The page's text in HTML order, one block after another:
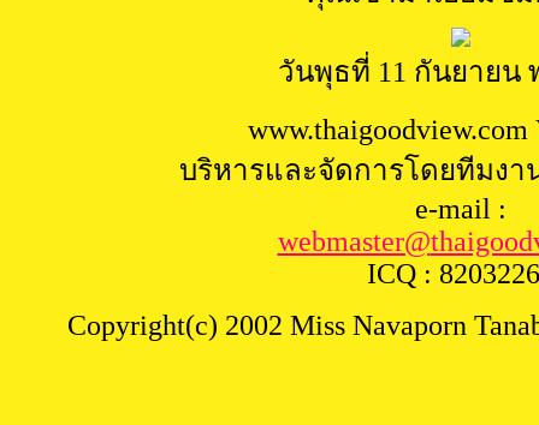
วันพุธที่ 11 กันยายน
www.thaigoodview.com
บริหารและจัดการโดยทีมง
e-mail :
webmaster@
ICQ :
Copyright(c) 2002 Miss Navaporn